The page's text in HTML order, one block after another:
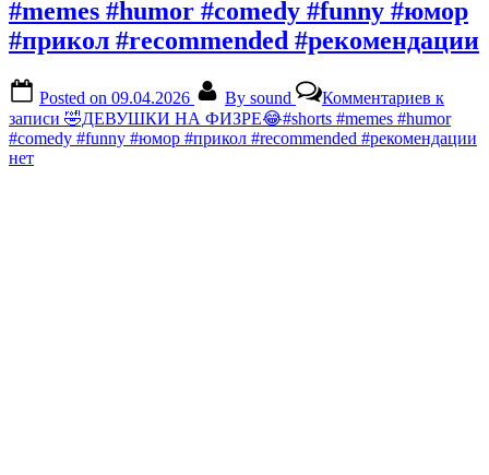
#memes #humor #comedy #funny #юмор
#прикол #recommended #рекомендации
Posted on 09.04.2026 By sound Комментариев к
записи 🤣ДЕВУШКИ НА ФИЗРЕ😂#shorts #memes #humor
#comedy #funny #юмор #прикол #recommended #рекомендации
нет